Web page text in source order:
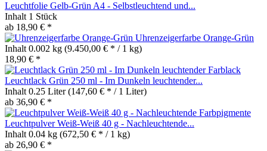
Leuchtfolie Gelb-Grün A4 - Selbstleuchtend und...
Inhalt 1 Stück
ab 18,90 € *
Uhrenzeigerfarbe Orange-Grün
Inhalt 0.002 kg (9.450,00 € * / 1 kg)
18,90 € *
Leuchtlack Grün 250 ml - Im Dunkeln leuchtender...
Inhalt 0.25 Liter(147,60 € * / 1 Liter)
ab 36,90 € *
Leuchtpulver Weiß-Weiß 40 g - Nachleuchtende...
Inhalt 0.04 kg (672,50 € * / 1 kg)
ab 26,90 € *